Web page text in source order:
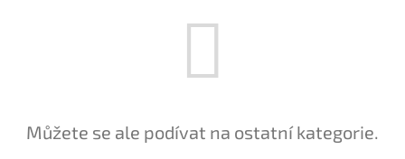
Můžete se ale podívat na ostatní kategorie.